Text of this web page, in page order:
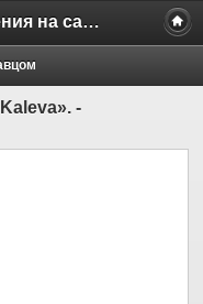
Бесплатные объявления на сайте MILAMO.ru
-